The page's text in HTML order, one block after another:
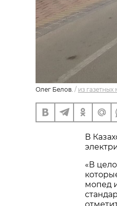
Олег Белов. / из
В
«В
мопед